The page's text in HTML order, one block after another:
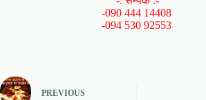
-090 444 14408
-094 530 92553
PREVIOUS